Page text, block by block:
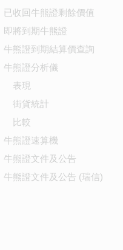
已收回牛熊證剩餘價值
即將到期牛熊證
牛熊證到期結算價查詢
牛熊證分析儀
表現
街貨統計
比較
牛熊證速算機
牛熊證文件及公告
牛熊證文件及公告 (瑞信)